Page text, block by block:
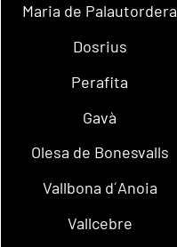
Maria de Palautordera
Dosrius
Perafita
Gavà
Olesa de Bonesvalls
Vallbona d´Anoia
Vallcebre